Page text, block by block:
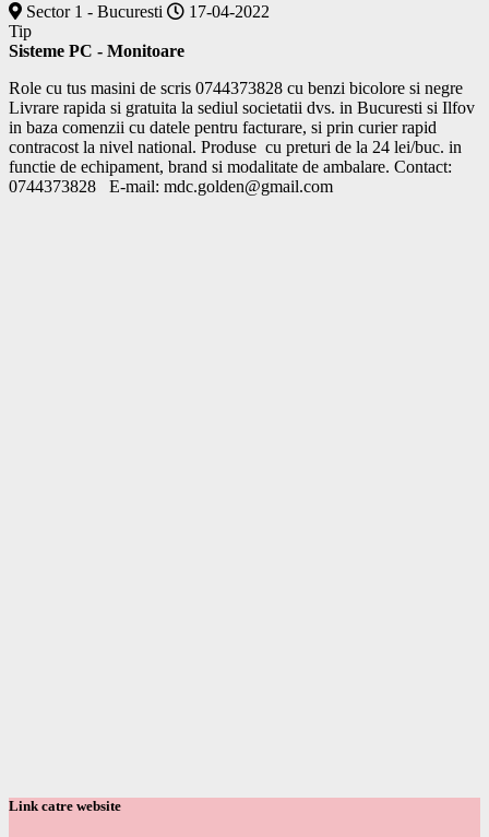
Sector 1 - Bucuresti
17-04-2022
Tip
Sisteme PC - Monitoare
Role cu tus masini de scris 0744373828 cu benzi bicolore si negre
Livrare rapida si gratuita la sediul societatii dvs. in Bucuresti si Ilfov
in baza comenzii cu datele pentru facturare, si prin curier rapid
contracost la nivel national. Produse  cu preturi de la 24 lei/buc. in
functie de echipament, brand si modalitate de ambalare. Contact:
Link catre website